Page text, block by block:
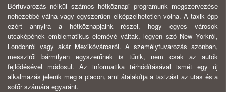
Bérfuvarozás nélkül számos hétköznapi programunk megszervezése
nehezebbé válna vagy egyszerűen elképzelhetetlen volna. A taxik épp
ezért annyira a hétköznapjaink részei, hogy egyes városok
utcaképének emblematikus elemévé váltak, legyen szó New Yorkról,
Londonról vagy akár Mexikóvárosról. A személyfuvarozás azonban,
messziről bármilyen egyszerűnek is tűnik, nem csak az autók
fejlődésével módosul. Az informatika térhódításával ismét egy új
alkalmazás jelenik meg a piacon, ami átalakítja a taxizást az utas és a
sofőr számára egyaránt.